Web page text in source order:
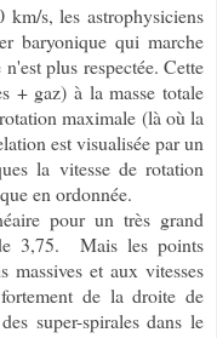
s, les astrophysiciens
baryonique qui marche
plus respectée. Cette
+ gaz) à la masse totale
maximale (là où la
est visualisée par un
la vitesse de rotation
en ordonnée.
pour un très grand
3,75. Mais les points
massives et aux vitesses
de la droite de
super-spirales dans le